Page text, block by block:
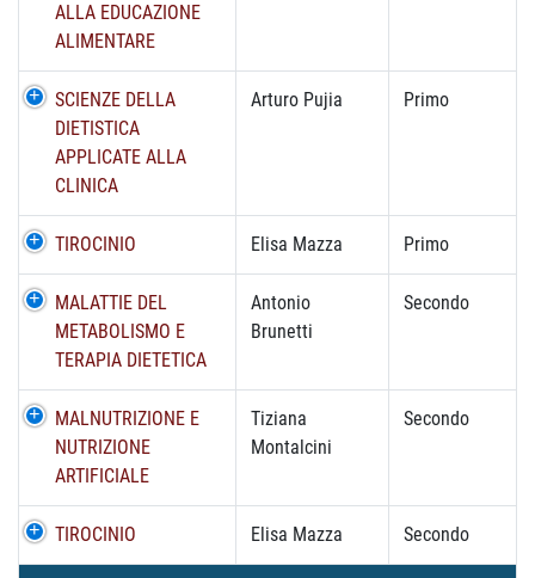
ALLA EDUCAZIONE
ALIMENTARE
SCIENZE DELLA
DIETISTICA
APPLICATE ALLA
CLINICA
Arturo Pujia Primo
TIROCINIO Elisa Mazza Primo
MALATTIE DEL
METABOLISMO E
TERAPIA DIETETICA
Antonio
Brunetti
Secondo
MALNUTRIZIONE E
NUTRIZIONE
ARTIFICIALE
Tiziana
Montalcini
Secondo
TIROCINIO Elisa Mazza Secondo